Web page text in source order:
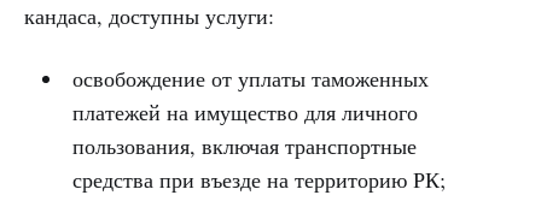
кандаса, доступны услуги:
освобождение от уплаты таможенных
платежей на имущество для личного
пользования, включая транспортные
средства при въезде на территорию РК;